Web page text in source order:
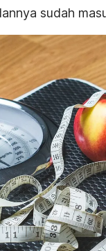
sudah